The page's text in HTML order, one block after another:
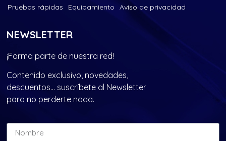
Pruebas rápidas
Equipamiento Aviso de privacidad
NEWSLETTER
¡Forma parte de nuestra red!
Contenido exclusivo, novedades,
descuentos… suscríbete al Newsletter
para no perderte nada.